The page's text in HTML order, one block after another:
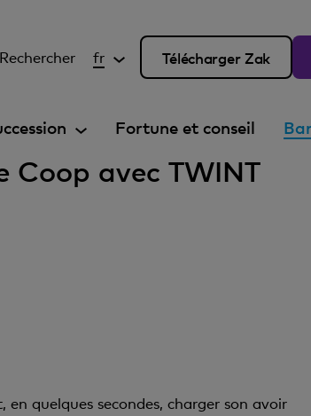
Rechercher fr Télécharger Zak
Fortune et conseil
avec TWINT
quelques secondes, charger son avoir